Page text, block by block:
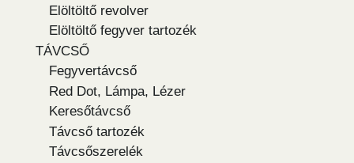
Elöltöltő revolver
Elöltöltő fegyver tartozék
TÁVCSŐ
Fegyvertávcső
Red Dot, Lámpa, Lézer
Keresőtávcső
Távcső tartozék
Távcsőszerelék